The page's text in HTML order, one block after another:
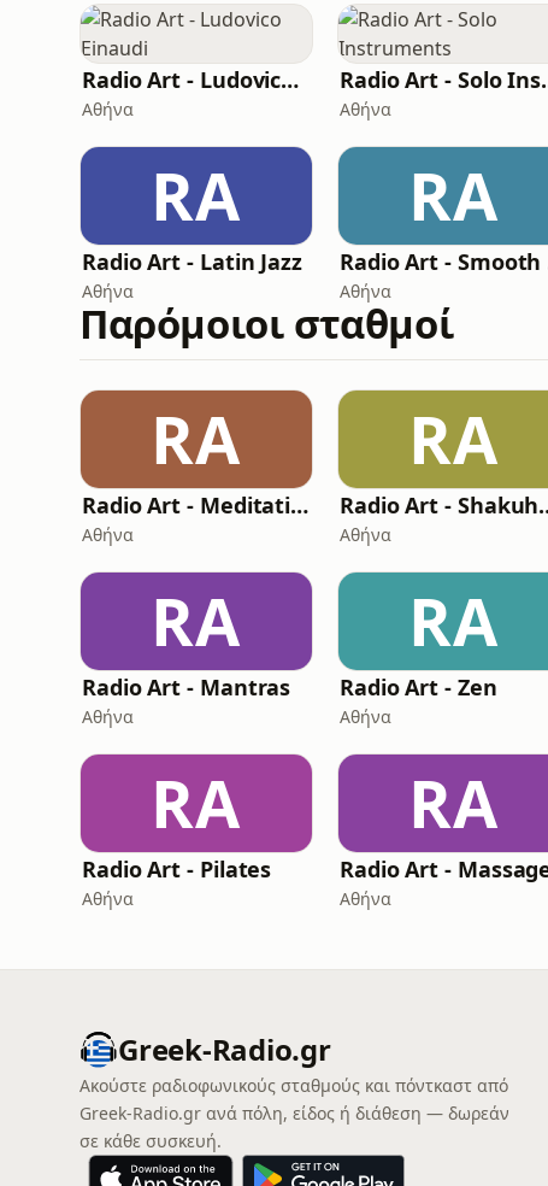
Radio Art - Ludovico Einaudi
Αθήνα
Radio
Αθήνα
RA
Radio Art - Latin Jazz
Αθήνα
RA
Αθήνα
Παρόμοιοι σταθμοί
RA
Radio Art - Meditation
Αθήνα
RA
Radio
Αθήνα
RA
Radio Art - Mantras
Αθήνα
RA
Radio Art - Zen
Αθήνα
RA
Radio Art - Pilates
Αθήνα
RA
Radio Art -
Αθήνα
Greek-Radio.gr
Ακούστε ραδιοφωνικούς σταθμούς και πόντκαστ από
Greek-Radio.gr ανά πόλη, είδος ή διάθεση — δωρεάν
σε κάθε συσκευή.